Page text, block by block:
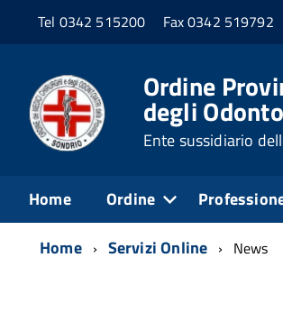
Tel 0342 515200 Fax 0342 519792
Ordine
degli
Ente sussidiario
Home Ordine
Home Servizi Online News